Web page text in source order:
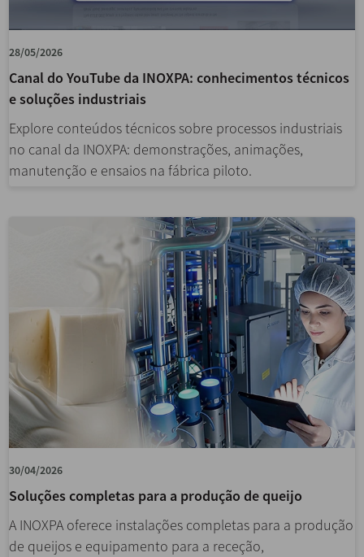
28/05/2026
Canal do YouTube da INOXPA: conhecimentos técnicos
e soluções industriais
Explore conteúdos técnicos sobre processos industriais
no canal da INOXPA: demonstrações, animações,
manutenção e ensaios na fábrica piloto.
30/04/2026
Soluções completas para a produção de queijo
A INOXPA oferece instalações completas para a produção
de queijos e equipamento para a receção,